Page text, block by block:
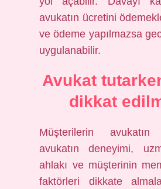
avukatın ücretini
ve ödeme yapılmazsa
uygulanabilir.
Avukat
dikkat
Müşterilerin
avukatın deneyimi,
ahlakı ve müşterinin
faktörleri dikkate